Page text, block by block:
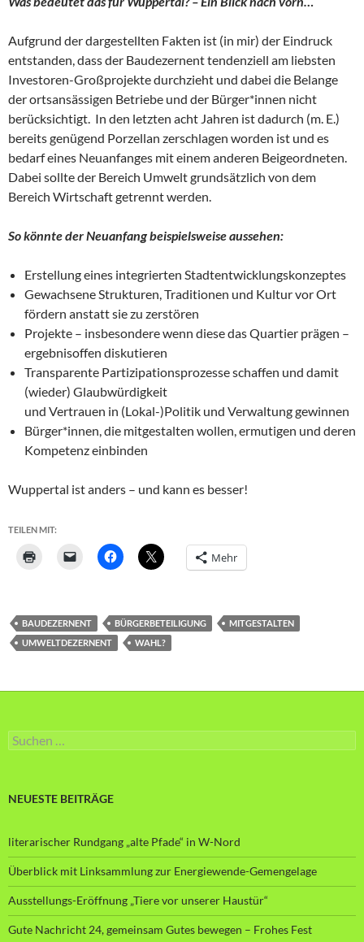
Aufgrund der dargestellten Fakten ist (in mir) der Eindruck
entstanden, dass der Baudezernent tendenziell am liebsten
Investoren-Großprojekte durchzieht und dabei die Belange
der ortsansässigen Betriebe und der Bürger*innen nicht
berücksichtigt. In den letzten acht Jahren ist dadurch (m. E.)
bereits genügend Porzellan zerschlagen worden ist und es
bedarf eines Neuanfanges mit einem anderen Beigeordneten.
Dabei sollte der Bereich Umwelt grundsätzlich von dem
Bereich Wirtschaft getrennt werden.
So könnte der Neuanfang beispielsweise aussehen:
Erstellung eines integrierten Stadtentwicklungskonzeptes
Gewachsene Strukturen, Traditionen und Kultur vor Ort
fördern anstatt sie zu zerstören
Projekte – insbesondere wenn diese das Quartier prägen –
ergebnisoffen diskutieren
Transparente Partizipationsprozesse schaffen und damit
(wieder) Glaubwürdigkeit
und Vertrauen in (Lokal-)Politik und Verwaltung gewinnen
Bürger*innen, die mitgestalten wollen, ermutigen und deren
Kompetenz einbinden
Wuppertal ist anders – und kann es besser!
TEILEN MIT:
Mehr
BAUDEZERNENT BÜRGERBETEILIGUNG
MITGESTALTEN
UMWELTDEZERNENT
WAHL?
Suche
nach:
NEUESTE BEITRÄGE
literarischer Rundgang „alte Pfade“ in W-Nord
Überblick mit Linksammlung zur Energiewende-Gemengelage
Ausstellungs-Eröffnung „Tiere vor unserer Haustür“
Gute Nachricht 24, gemeinsam Gutes bewegen – Frohes Fest